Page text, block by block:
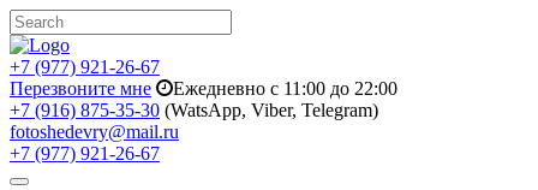
+7 (977) 921-26-67
Перезвоните мне
Ежедневно с 11:00 до 22:00
+7 (916) 875-35-30 (WatsApp, Viber, Telegram)
fotoshedevry@mail.ru
+7 (977) 921-26-67